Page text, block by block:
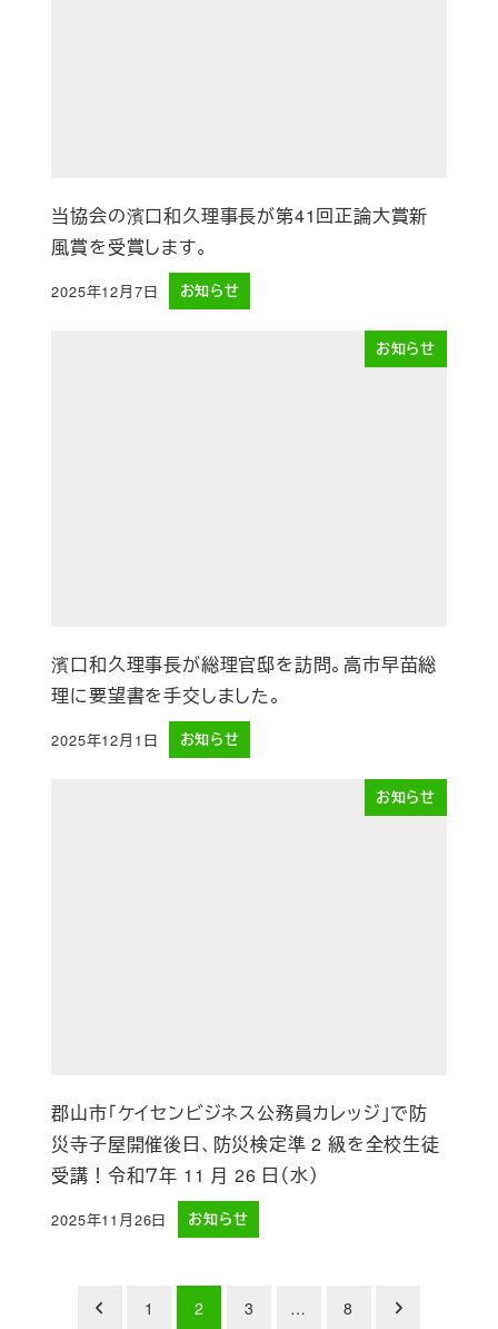
当協会の濱口和久理事長が第41回正論大賞新
風賞を受賞します。
投稿日
2025年12月7日 お知らせ
お知らせ
濱口和久理事長が総理官邸を訪問。高市早苗総
理に要望書を手交しました。
投稿日
2025年12月1日 お知らせ
お知らせ
郡山市「ケイセンビジネス公務員カレッジ」で防
災寺子屋開催後日、防災検定準 2 級を全校生徒
受講！令和７年 11 月 26 日（水）
投稿日
2025年11月26日 お知らせ
1 2 3 … 8